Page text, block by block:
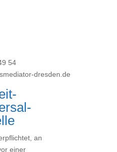
54
dresden.de
an
einer